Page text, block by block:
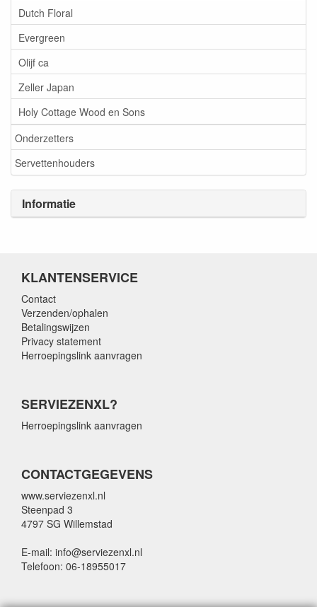
Dutch Floral
Evergreen
Olijf ca
Zeller Japan
Holy Cottage Wood en Sons
Onderzetters
Servettenhouders
Informatie
KLANTENSERVICE
Contact
Verzenden/ophalen
Betalingswijzen
Privacy statement
Herroepingslink aanvragen
SERVIEZENXL?
Herroepingslink aanvragen
CONTACTGEGEVENS
www.serviezenxl.nl
Steenpad 3
4797 SG Willemstad
E-mail: info@serviezenxl.nl
Telefoon: 06-18955017